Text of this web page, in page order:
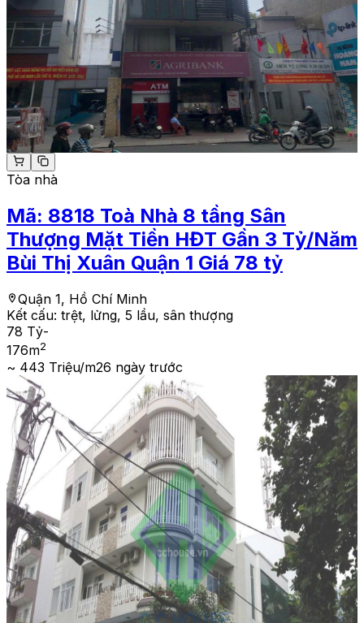
Tòa nhà
Mã: 8818 Toà Nhà 8 tầng Sân
Thượng Mặt Tiền HĐT Gần 3 Tỷ/Năm
Bùi Thị Xuân Quận 1 Giá 78 tỷ
Quận 1, Hồ Chí Minh
Kết cấu: trệt, lửng, 5 lầu, sân thượng
78 Tỷ-
176m2
~ 443 Triệu/m26 ngày trước